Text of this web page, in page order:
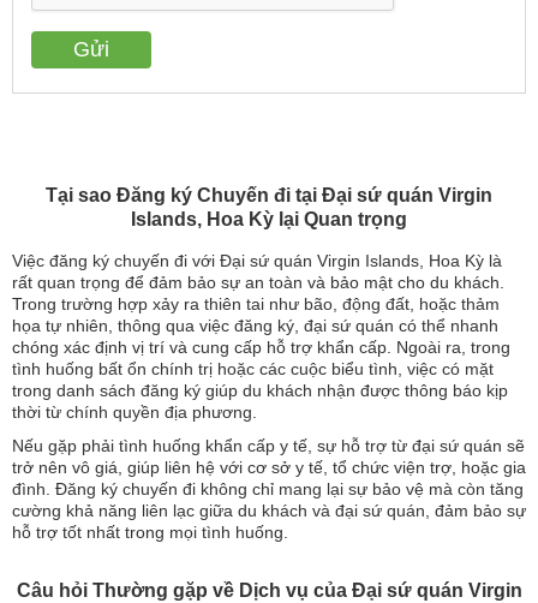
Tại sao Đăng ký Chuyến đi tại Đại sứ quán Virgin
Islands, Hoa Kỳ lại Quan trọng
Việc đăng ký chuyến đi với Đại sứ quán Virgin Islands, Hoa Kỳ là
rất quan trọng để đảm bảo sự an toàn và bảo mật cho du khách.
Trong trường hợp xảy ra thiên tai như bão, động đất, hoặc thảm
họa tự nhiên, thông qua việc đăng ký, đại sứ quán có thể nhanh
chóng xác định vị trí và cung cấp hỗ trợ khẩn cấp. Ngoài ra, trong
tình huống bất ổn chính trị hoặc các cuộc biểu tình, việc có mặt
trong danh sách đăng ký giúp du khách nhận được thông báo kịp
thời từ chính quyền địa phương.
Nếu gặp phải tình huống khẩn cấp y tế, sự hỗ trợ từ đại sứ quán sẽ
trở nên vô giá, giúp liên hệ với cơ sở y tế, tổ chức viện trợ, hoặc gia
đình. Đăng ký chuyến đi không chỉ mang lại sự bảo vệ mà còn tăng
cường khả năng liên lạc giữa du khách và đại sứ quán, đảm bảo sự
hỗ trợ tốt nhất trong mọi tình huống.
Câu hỏi Thường gặp về Dịch vụ của Đại sứ quán Virgin